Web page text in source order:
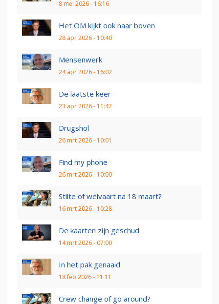
8 mei 2026 - 16:16
Het OM kijkt ook naar boven
28 apr 2026 - 10:40
Mensenwerk
24 apr 2026 - 16:02
De laatste keer
23 apr 2026 - 11:47
Drugshol
26 mrt 2026 - 10:01
Find my phone
26 mrt 2026 - 10:00
Stilte of welvaart na 18 maart?
16 mrt 2026 - 10:28
De kaarten zijn geschud
14 mrt 2026 - 07:00
In het pak genaaid
18 feb 2026 - 11:11
Crew change of go around?